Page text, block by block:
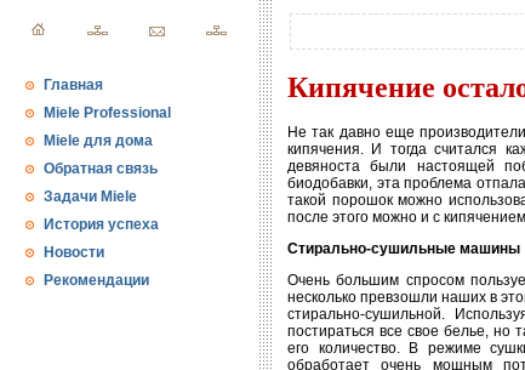
Главная
Miele Professional
Miele для дома
Обратная связь
Задачи Miele
История успеха
Новости
Рекомендации
Кипячение
Не так давно еще
кипячения. И тогда считался
девяноста были настоящей
биодобавки, эта проблема
такой порошок можно
после этого можно и с
Стирально-сушильные машины
Очень большим спросом
несколько превзошли наших в
стирально-сушильной.
постираться все свое белье, но
его количество. В режиме
обработает очень мощным